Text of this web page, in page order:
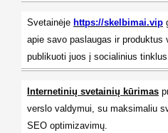
Svetainėje https://skelbimai.vip
apie savo paslaugas ir produktus
publikuoti juos į socialinius
Internetinių svetainių kūrimas
verslo valdymui, su maksimaliu
SEO optimizavimų.